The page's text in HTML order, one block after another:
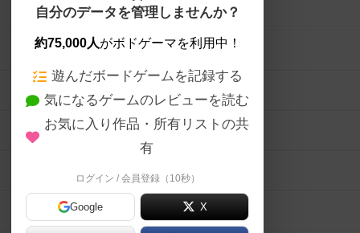
自分のデータを管理しませんか？
約75,000人がボドゲーマを利用中！
遊んだボードゲームを記録する
気になるゲームのレビューを読む
お気に入り作品・所有リストの共
有
ログイン / 会員登録（10秒）
Google X
ボードゲームを検索する
ボードゲームの新着レビュー
ボードゲーム会情報
メカニクス特集
掲示板・トピックス
ボドとも・会員一覧